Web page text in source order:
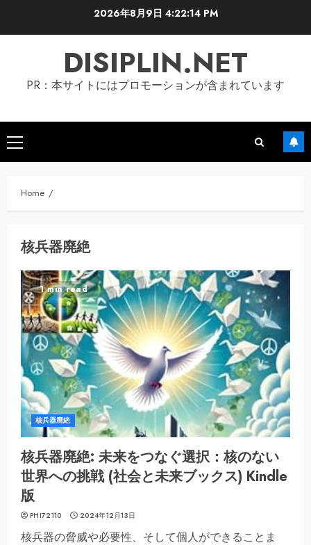
2026年8月9日 4:22:15 PM
DISIPLIN.NET
PR：本サイトにはプロモーションが含まれています
Primary
Menu
Home
核兵器廃絶
1 min read
核兵器廃絶
核兵器廃絶: 未来をつなぐ選択：核のない
世界への挑戦 (社会と未来ブックス) Kindle
版
PHI72110 2024年12月13日
核兵器の脅威や必要性、そして個人ができることま